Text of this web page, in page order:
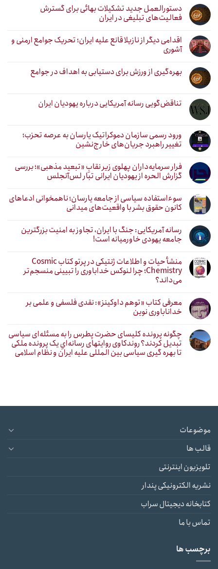
دستورالعمل جدید تشکیلات بهائی برای گسترش
فعالیت‌های تبلیغی در ایران
اقدامی دیگر از نازیلا قانع علیه ایران؛ تحریک جوامع ارمنی و
آشوری
بهره‌گیری از ورزش برای دستیابی به اهداف در جوامع
تناقض‌گویی رسانه آمریکایی درباره یهودیان ایران
ورود رسمی سازمان دموکراتیک یارسان به عرصه تحزب؛
تغییر راهبرد جریان‌های خارج‌نشین
فرار سرمایه‌داران پهلوی زیر نقابِ «تبعید مذهبی»؛ بررسی
گزارش الحره از یهودیان ایرانی تبار لس‌آنجلس
سوءاستفاده سیاسی از جامعه یارسان؛ ناهمخوانی ادعاهای
کانون حقوق بشر با واقعیت‌های میدانی
رسانه آمریکایی: جنگ با ایران، تجاوز به امنیت بزرگترین
جامعه یهودی خاورمیانه است!
منشأ حیات و اطلاعات ژنتیکی در پرتو کتاب Cosmic
Chemistry؛ چرا لنوکس خداباوری را تبیینی منسجم‌تر
می‌داند؟
معرفی کتاب «توهم داوکینز»: نقدی فلسفی و علمی بر
خداناباوری نوین
چگونه پرونده کلیسای حضرت پطرس را به مسئله‌ای سیاسی
تبدیل کردند؟ روندکاوی روایتهای رسانه‌ایِ یک پرونده ملکی
تا بهره گیری سیاسی بین المللی علیه ایران و نظام اسلامی
موضوعات
قالب ها
تلویزیون اینترنتی
نشریه الکترونیکی پندار
کتابخانه دیجیتال سراب
تماس با ما
برچسب ها